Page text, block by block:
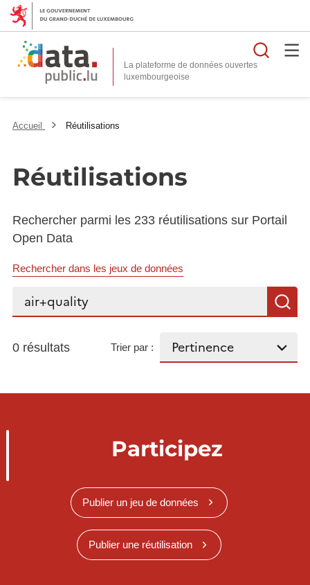
La plateforme de données ouvertes
Accueil Réutilisations
Réutilisations
Rechercher parmi les 233 réutilisations sur Portail
Open Data
Rechercher dans les jeux de données
Rechercher...
0 résultats Trier par :
Participez
Publier un jeu de données
Publier une réutilisation